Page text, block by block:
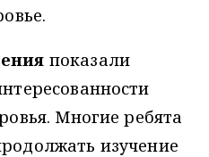
показали
Многие ребята
изучение